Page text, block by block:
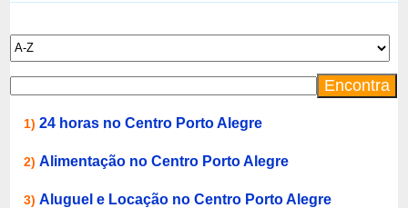
1)24 horas no Centro Porto Alegre
2)Alimentação no Centro Porto Alegre
3)Aluguel e Locação no Centro Porto Alegre